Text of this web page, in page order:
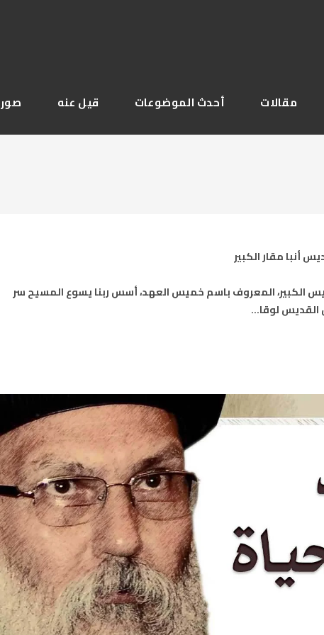
مقالات أحدث الموضوعات قيل عنه صور
أنبا مقار الكبير
الكبير، المعروف باسم خميس العهد، أسس ربنا يسوع المسيح سر
القديس لوقا…